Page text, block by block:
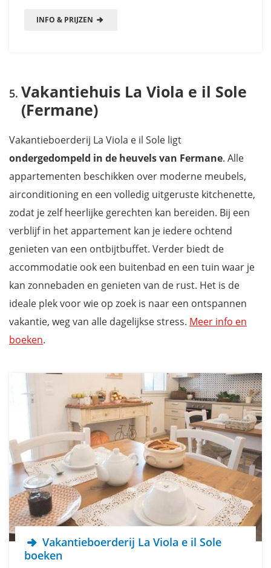
INFO & PRIJZEN
Vakantiehuis La Viola e il Sole
(Fermane)
Vakantieboerderij La Viola e il Sole ligt
ondergedompeld in de heuvels van Fermane. Alle
appartementen beschikken over moderne meubels,
airconditioning en een volledig uitgeruste kitchenette,
zodat je zelf heerlijke gerechten kan bereiden. Bij een
verblijf in het appartement kan je iedere ochtend
genieten van een ontbijtbuffet. Verder biedt de
accommodatie ook een buitenbad en een tuin waar je
kan zonnebaden en genieten van de rust. Het is de
ideale plek voor wie op zoek is naar een ontspannen
vakantie, weg van alle dagelijkse stress. Meer info en
boeken.
Vakantieboerderij La Viola e il Sole
boeken